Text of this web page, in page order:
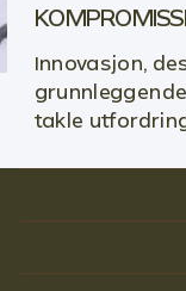
Innovasjon,
takle